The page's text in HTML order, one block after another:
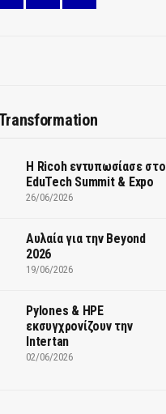
Η Ricoh εντυπωσίασε στο
EduTech Summit & Expo
26/06/2026
Αυλαία για την Beyond
2026
19/06/2026
Pylones & HPE
εκσυγχρονίζουν την
Intertan
02/06/2026